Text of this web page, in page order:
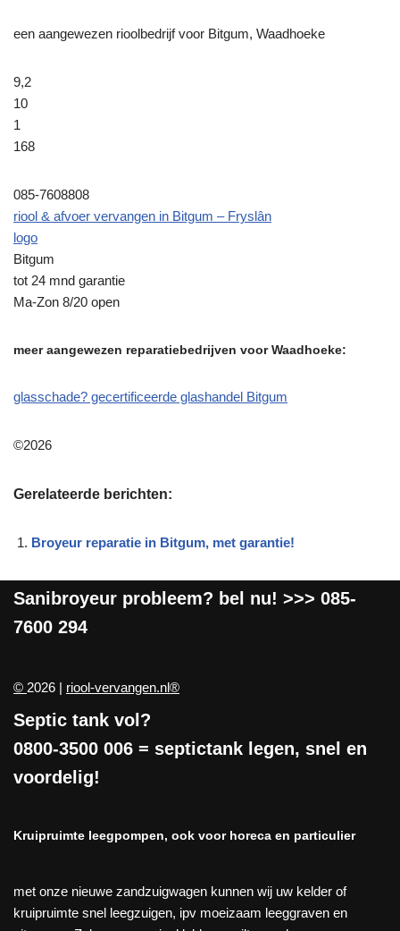
een aangewezen rioolbedrijf voor Bitgum, Waadhoeke
9,2
10
1
168
085-7608808
riool & afvoer vervangen in Bitgum – Fryslân
logo
Bitgum
tot 24 mnd garantie
Ma-Zon 8/20 open
meer aangewezen reparatiebedrijven voor Waadhoeke:
glasschade? gecertificeerde glashandel Bitgum
©2026
Gerelateerde berichten:
Broyeur reparatie in Bitgum, met garantie!
Sanibroyeur probleem? bel nu! >>> 085-
7600 294
© 2026 | riool-vervangen.nl®
Septic tank vol?
0800-3500 006 = septictank legen, snel en
voordelig!
Kruipruimte leegpompen, ook voor horeca en particulier
met onze nieuwe zandzuigwagen kunnen wij uw kelder of
kruipruimte snel leegzuigen, ipv moeizaam leeggraven en